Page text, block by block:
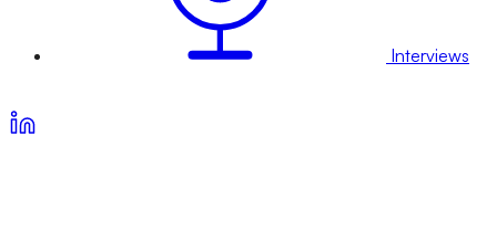
Interviews